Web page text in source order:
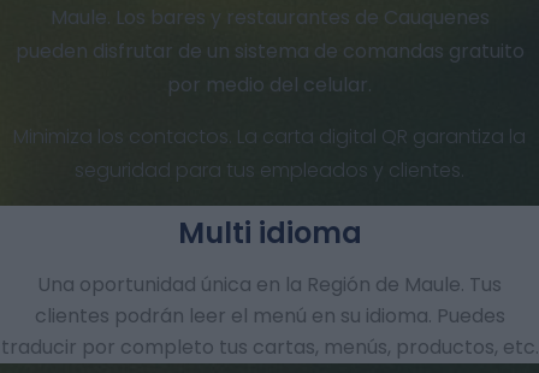
Maule. Los bares y restaurantes de Cauquenes
pueden disfrutar de un sistema de comandas gratuito
por medio del celular.
Minimiza los contactos. La carta digital QR garantiza la
seguridad para tus empleados y clientes.
Una oportunidad única en la Región de Maule. Tus
clientes podrán leer el menú en su idioma. Puedes
traducir por completo tus cartas, menús, productos, etc.
Multi idioma